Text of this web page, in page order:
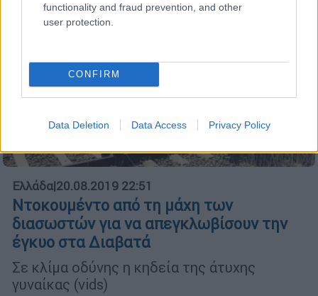
functionality and fraud prevention, and other
user protection.
CONFIRM
Data Deletion Data Access Privacy Policy
Ελλάδα|20.08.2019 22:51
Ντοκουμέντο από τη μάχη των
διασωστών για να απεγκλωβίσουν την
έγκυο στα Διαβατά
Σε κλίμα οδύνης η κηδεία της άτυχης
γυναίκας (vids)